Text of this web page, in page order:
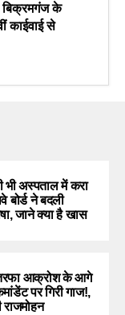
बिक्रमगंज के
काईवाई से
भी अस्पताल में करा
ने बदली
जाने क्या है खास
आक्रोश के आगे
पर गिरी गाज!,